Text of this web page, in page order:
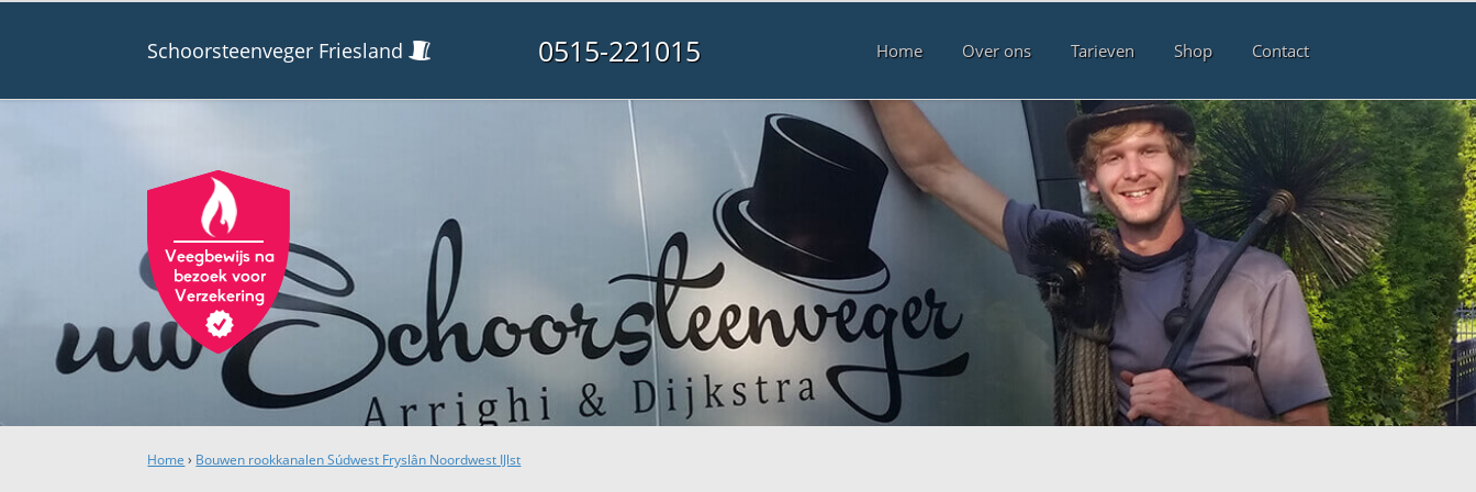
Schoorsteenveger Friesland 0515-221015 Home Over ons Tarieven Shop Contact
Home › Bouwen rookkanalen Súdwest Fryslân Noordwest IJlst